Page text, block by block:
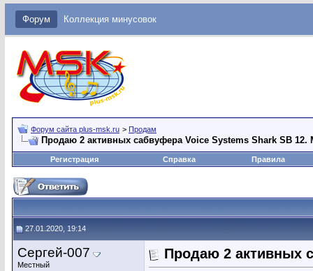
Форум Коллекция минусовок
Форум сайта plus-msk.ru > Продам
Продаю 2 активных сабвуфера Voice Systems Shark SB 12.
Регистрация Справка Правила
27.01.2020, 19:14
Сергей-007
Местный
Продаю 2 активных